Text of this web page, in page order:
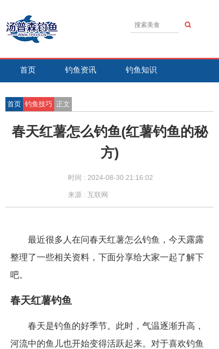
首页 钓鱼资讯 钓鱼知识
首页 钓鱼技巧 正文
春天红薯怎么钓鱼(红薯钓鱼的秘
方)
时间 : 2024-08-30 21:16:02
来源 : 互联网
最近很多人在问春天红薯怎么钓鱼，今天露露
整理了一些相关资料，下面分享给大家一起了解下
吧。
春天红薯钓鱼
春天是钓鱼的好季节。此时，气温逐渐升高，
河流中的鱼儿也开始变得活跃起来。对于喜欢钓鱼